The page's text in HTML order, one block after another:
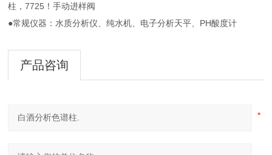
柱，7725！手动进样阀
●常规仪器：水质分析仪、纯水机、电子分析天平、PH酸度计
产品咨询